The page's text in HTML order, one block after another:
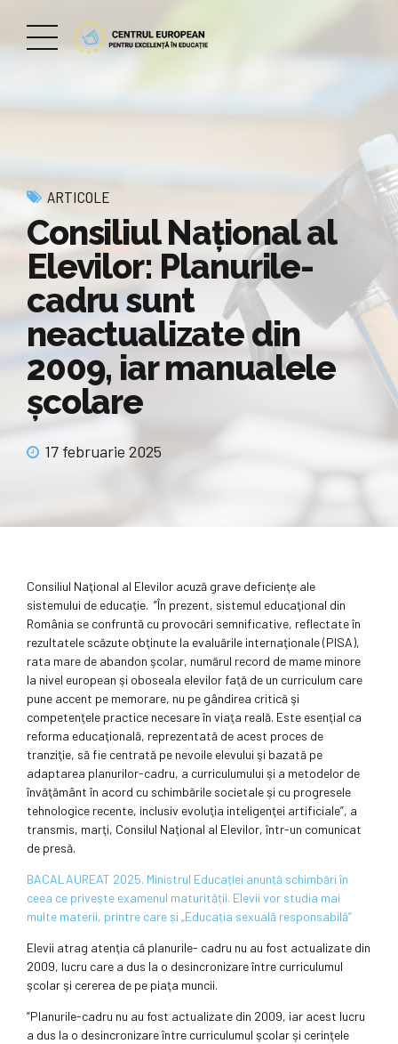
ARTICOLE
Consiliul Naţional al
Elevilor: Planurile-
cadru sunt
neactualizate din
2009, iar manualele
şcolare
17 februarie 2025
Consiliul Naţional al Elevilor acuză grave deficienţe ale
sistemului de educaţie. ”În prezent, sistemul educaţional din
România se confruntă cu provocări semnificative, reflectate în
rezultatele scăzute obţinute la evaluările internaţionale (PISA),
rata mare de abandon şcolar, numărul record de mame minore
la nivel european şi oboseala elevilor faţă de un curriculum care
pune accent pe memorare, nu pe gândirea critică şi
competenţele practice necesare în viaţa reală. Este esenţial ca
reforma educaţională, reprezentată de acest proces de
tranziţie, să fie centrată pe nevoile elevului şi bazată pe
adaptarea planurilor-cadru, a curriculumului şi a metodelor de
învăţământ în acord cu schimbările societale şi cu progresele
tehnologice recente, inclusiv evoluţia inteligenţei artificiale”, a
transmis, marţi, Consilul Naţional al Elevilor, într-un comunicat
de presă.
BACALAUREAT 2025. Ministrul Educației anunță schimbări în
ceea ce privește examenul maturității. Elevii vor studia mai
multe materii, printre care și „Educația sexuală responsabilă”
Elevii atrag atenţia că planurile- cadru nu au fost actualizate din
2009, lucru care a dus la o desincronizare între curriculumul
şcolar şi cererea de pe piaţa muncii.
”Planurile-cadru nu au fost actualizate din 2009, iar acest lucru
a dus la o desincronizare între curriculumul şcolar şi cerinţele